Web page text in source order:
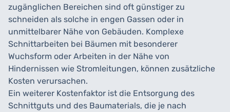
zugänglichen Bereichen sind oft günstiger zu
schneiden als solche in engen Gassen oder in
unmittelbarer Nähe von Gebäuden. Komplexe
Schnittarbeiten bei Bäumen mit besonderer
Wuchsform oder Arbeiten in der Nähe von
Hindernissen wie Stromleitungen, können zusätzliche
Kosten verursachen.
Ein weiterer Kostenfaktor ist die Entsorgung des
Schnittguts und des Baumaterials, die je nach